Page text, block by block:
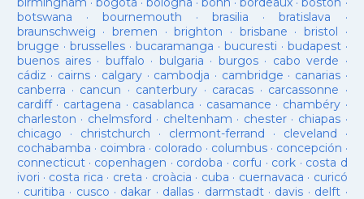
botswana · bournemouth ·brasilia ·bratislava ·
braunschweig · bremen ·brighton · brisbane · bristol ·
brugge · brusselles· bucaramanga · bucuresti · budapest·
buenos aires· buffalo · bulgaria · burgos· cabo verde ·
cádiz · cairns· calgary · cambodja · cambridge · canarias·
canberra · cancun · canterbury · caracas · carcassonne ·
cardiff· cartagena · casablanca · casamance · chambéry·
charleston · chelmsford · cheltenham · chester· chiapas ·
chicago · christchurch · clermont-ferrand · cleveland ·
cochabamba · coimbra · colorado · columbus· concepción ·
connecticut· copenhagen · cordoba · corfu · cork · costa d
ivori · costa rica · creta · croàcia · cuba · cuernavaca · curicó
· curitiba · cusco · dakar · dallas · darmstadt· davis · delft ·